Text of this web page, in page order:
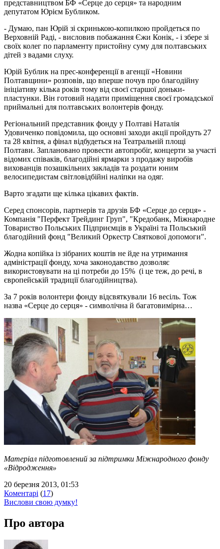
представництвом БФ «Серце до серця» та народним
депутатом Юрієм Бубликом.
- Думаю, пан Юрій зі скринькою-копилкою пройдеться по
Верховній Раді, - висловив побажання Єжи Конік, - і збере зі
своїх колег по парламенту пристойну суму для полтавських
дітей з вадами слуху.
Юрій Бублик на прес-конференції в агенції «Новини
Полтавщини» розповів, що вперше почув про благодійну
ініціативу кілька років тому від своєї старшої доньки-
пластунки. Він готовий надати приміщення своєї громадської
приймальні для полтавських волонтерів фонду.
Регіональний представник фонду у Полтаві Наталія
Удовиченко повідомила, що основні заходи акції пройдуть 27
та 28 квітня, а фінал відбудеться на Театральній площі
Полтави. Заплановано провести автопробіг, концерти за участі
відомих співаків, благодійні ярмарки з продажу виробів
вихованців позашкільних закладів та роздати юним
велосипедистам світловідбійні наліпки на одяг.
Варто згадати ще кілька цікавих фактів.
Серед спонсорів, партнерів та друзів БФ «Серце до серця» -
Компанія "Перфект Трейдинг Груп", "Кредобанк, Міжнародне
Товариство Польських Підприємців в Україні та Польський
благодійний фонд "Великий Оркестр Святкової допомоги".
Жодна копійка із зібраних коштів не йде на утримання
адміністрації фонду, хоча законодавство дозволяє
використовувати на ці потреби до 15% (і це теж, до речі, в
європейській традиції благодійництва).
За 7 років волонтери фонду відсвяткували 16 весіль. Тож
назва «Серце до серця» - символічна й багатовимірна…
Матеріал підготовлений за підтримки Міжнародного фонду
«Відродження»
20 березня 2013, 01:53
Коментарі (17)
Вислови свою думку!
Про автора